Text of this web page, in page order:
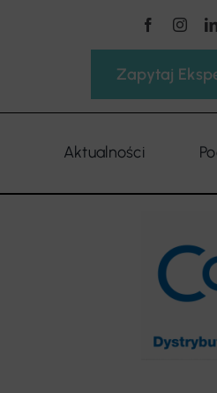
Zapytaj
Aktualności